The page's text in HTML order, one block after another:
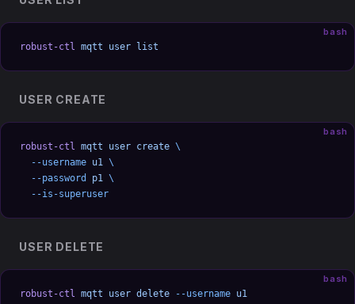
bash
robust-ctl mqtt user list
USER CREATE
bash
robust-ctl mqtt user create \
  --username
u1 \
  --password
p1 \
  --is-superuser
USER DELETE
bash
robust-ctl mqtt user delete --username u1